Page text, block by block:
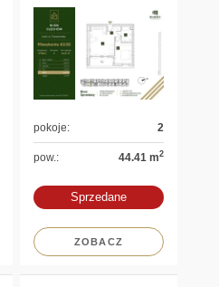
pokoje: 2
pow.: 44.41 m2
Sprzedane
ZOBACZ